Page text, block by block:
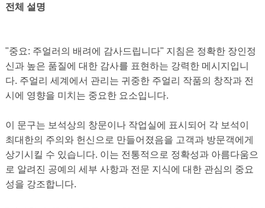
전체 설명
"중요: 주얼러의 배려에 감사드립니다" 지침은 정확한 장인정
신과 높은 품질에 대한 감사를 표현하는 강력한 메시지입니
다. 주얼리 세계에서 관리는 귀중한 주얼리 작품의 창작과 전
시에 영향을 미치는 중요한 요소입니다.
이 문구는 보석상의 창문이나 작업실에 표시되어 각 보석이
최대한의 주의와 헌신으로 만들어졌음을 고객과 방문객에게
상기시킬 수 있습니다. 이는 전통적으로 정확성과 아름다움으
로 알려진 공예의 세부 사항과 전문 지식에 대한 관심의 중요
성을 강조합니다.